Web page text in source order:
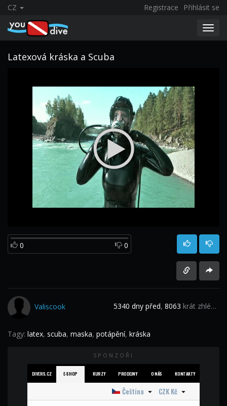
CZ Registrace Přihlásit se
Latexová kráska a Scuba
0 0
Valiscook 5340 dny před, 8063 krát zhlédnuto
Tagy: latex, scuba, maska, potápění, kráska
SPONZOŘI